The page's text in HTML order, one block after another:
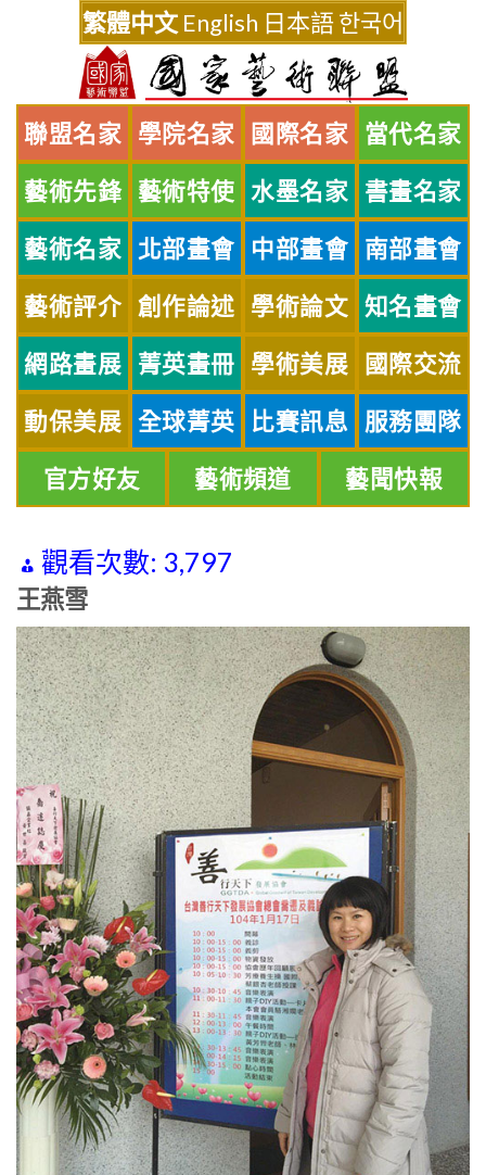
繁體中文 English 日本語한국어
聯盟名家 學院名家 國際名家 當代名家
藝術先鋒 藝術特使 水墨名家 書畫名家
藝術名家 北部畫會 中部畫會 南部畫會
藝術評介 創作論述 學術論文 知名畫會
網路畫展 菁英畫冊 學術美展 國際交流
動保美展 全球菁英 比賽訊息 服務團隊
官方好友 藝術頻道 藝聞快報
觀看次數: 3,797
王燕雪